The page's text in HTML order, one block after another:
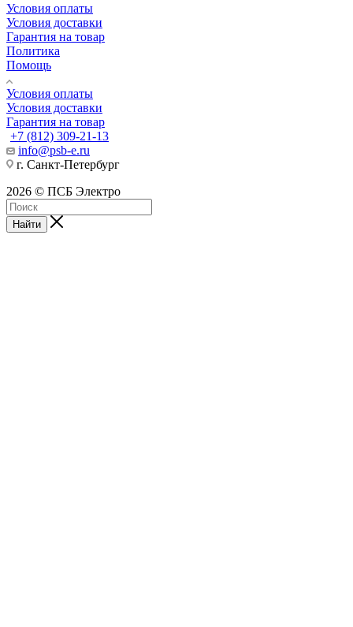
Условия оплаты
Условия доставки
Гарантия на товар
Политика
Помощь
Условия оплаты
Условия доставки
Гарантия на товар
+7 (812) 309-21-13
info@psb-e.ru
г. Санкт-Петербург
2026 © ПСБ Электро
Найти